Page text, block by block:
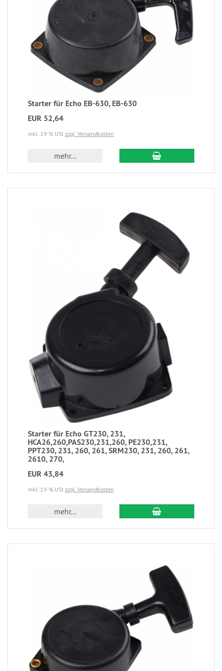
Starter für Echo EB-630, EB-630
EUR 52,64
inkl. 19 % USt zzgl. Versandkosten
mehr...
Starter für Echo GT230, 231,
HCA26,260,PAS230,231,260, PE230,231,
PPT230, 231, 260, 261, SRM230, 231, 260, 261,
2610, 270,
EUR 43,84
inkl. 19 % USt zzgl. Versandkosten
mehr...